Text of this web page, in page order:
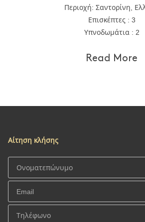
Περιοχή: Σαντορίνη,
Επισκέπτες : 3
Υπνοδωμάτια : 2
Read More
Αίτηση κλήσης